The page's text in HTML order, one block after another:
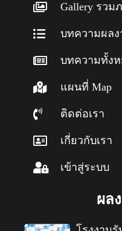
Gallery รวม
บทความผล
บทความทั้ง
แผนที่ Map
ติดต่อเรา
เกี่ยวกับเรา
เข้าสู่ระบบ
ผล